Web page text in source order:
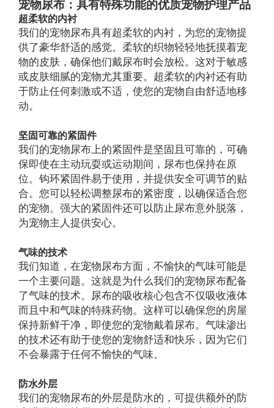
宠物尿布：具有特殊功能的优质宠物护理产品
超柔软的内衬
我们的宠物尿布具有超柔软的内衬，为您的宠物提
供了豪华舒适的感觉。柔软的织物轻轻地抚摸着宠
物的皮肤，确保他们戴尿布时会放松。这对于敏感
或皮肤细腻的宠物尤其重要。超柔软的内衬还有助
于防止任何刺激或不适，使您的宠物自由舒适地移
动。
坚固可靠的紧固件
我们的宠物尿布上的紧固件是坚固且可靠的，可确
保即使在主动玩耍或运动期间，尿布也保持在原
位。钩环紧固件易于使用，并提供安全可调节的贴
合。您可以轻松调整尿布的紧密度，以确保适合您
的宠物。强大的紧固件还可以防止尿布意外脱落，
为宠物主人提供安心。
气味的技术
我们知道，在宠物尿布方面，不愉快的气味可能是
一个主要问题。这就是为什么我们的宠物尿布配备
了气味的技术。尿布的吸收核心包含不仅吸收液体
而且中和气味的特殊药物。这样可以确保您的房屋
保持新鲜干净，即使您的宠物戴着尿布。气味渗出
的技术还有助于使您的宠物舒适和快乐，因为它们
不会暴露于任何不愉快的气味。
防水外层
我们的宠物尿布的外层是防水的，可提供额外的防